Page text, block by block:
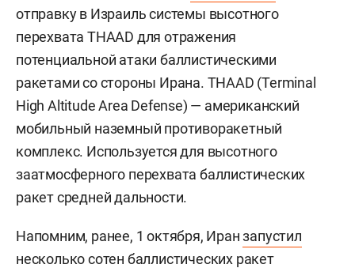
отправку в Израиль системы высотного
перехвата THAAD для отражения
потенциальной атаки баллистическими
ракетами со стороны Ирана. THAAD (Terminal
High Altitude Area Defense) — американский
мобильный наземный противоракетный
комплекс. Используется для высотного
заатмосферного перехвата баллистических
ракет средней дальности.
Напомним, ранее, 1 октября, Иранзапустил
несколько сотен баллистических ракет